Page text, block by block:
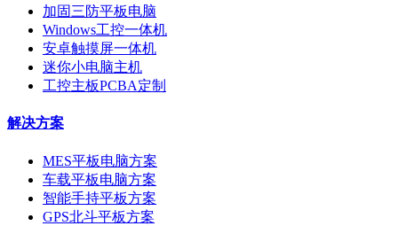
加固三防平板电脑
Windows工控一体机
安卓触摸屏一体机
迷你小电脑主机
工控主板PCBA定制
解决方案
MES平板电脑方案
车载平板电脑方案
智能手持平板方案
GPS北斗平板方案